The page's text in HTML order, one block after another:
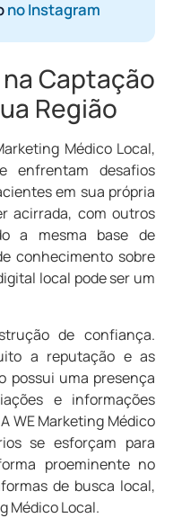
no Instagram
Captação
Região
Médico Local,
enfrentam desafios
em sua própria
acirrada, com outros
a mesma base de
conhecimento sobre
local pode ser um
de confiança.
a reputação e as
possui uma presença
e informações
WE Marketing Médico
se esforçam para
proeminente no
de busca local,
Médico Local.